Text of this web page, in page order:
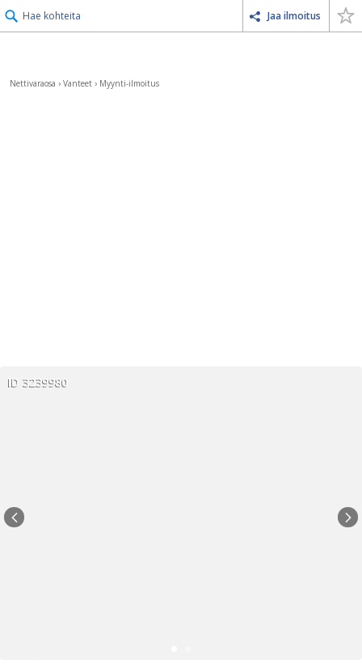
Hae kohteita Jaa ilmoitus
Nettivaraosa › Vanteet › Myynti-ilmoitus
ID 3239980